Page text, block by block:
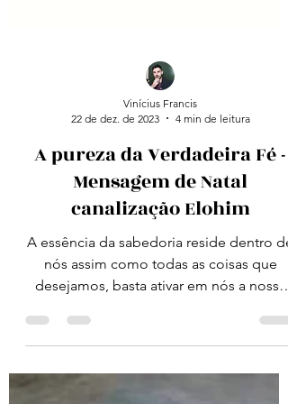
22 de dez. de 2023
4 min de leitura
A pureza da Verdadeira Fé -
Mensagem de Natal
canalização Elohim
A essência da sabedoria reside dentro de
nós assim como todas as coisas que
desejamos, basta ativar em nós a nossa
própria essência para...